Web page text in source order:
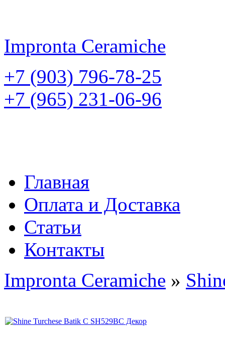
Impronta Ceramiche
+7 (903) 796-78-25
+7 (965) 231-06-96
Главная
Оплата и Доставка
Статьи
Контакты
Impronta Ceramiche »